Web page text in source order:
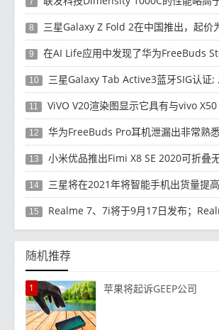
8 三星Galaxy Z Fold 2在中国推出，起价
9 在AI Life应用中发现了华为FreeBuds
10 三星Galaxy Tab Active3蓝牙SIG认证; 发
11 ViVO V20渲染图显示它具有与vivo X50 Pro
12 华为FreeBuds Pro耳机泄漏出非常熟
13 小米优品推出Fimi X8 SE 2020可折叠
14 三星将在2021年将智能手机出货量提
15 Realme 7、7i将于9月17日发布；Realme 7i的完
随机推荐
1 苹果将起诉GEEP公司